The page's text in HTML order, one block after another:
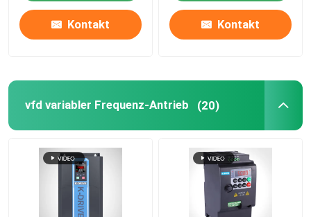
Kontakt Kontakt
vfd variabler Frequenz-Antrieb (20)